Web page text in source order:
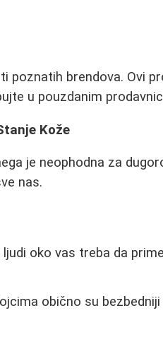
brendova. Ovi
u pouzdanim
Kože
je neophodna za
nas.
oko vas treba da
obično su